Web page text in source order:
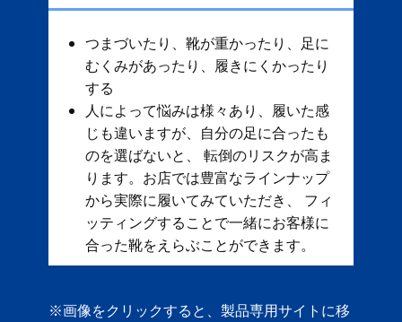
つまづいたり、靴が重かったり、足に
むくみがあったり、履きにくかったり
する
人によって悩みは様々あり、履いた感
じも違いますが、自分の足に合ったも
のを選ばないと、 転倒のリスクが高ま
ります。お店では豊富なラインナップ
から実際に履いてみていただき、 フィ
ッティングすることで一緒にお客様に
合った靴をえらぶことができます。
※画像をクリックすると、製品専用サイトに移